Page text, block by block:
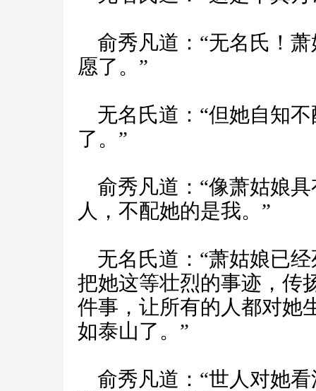
俞秀凡道：“无名氏！
愿了。”
无名氏道：“但她自知
了。”
俞秀凡道：“像萧姑娘
人，不配她的是我。”
无名氏道：“萧姑娘已
把她这等壮烈的事迹，传
件事，让所有的人都对她
如泰山了。”
俞秀凡道：“世人对她